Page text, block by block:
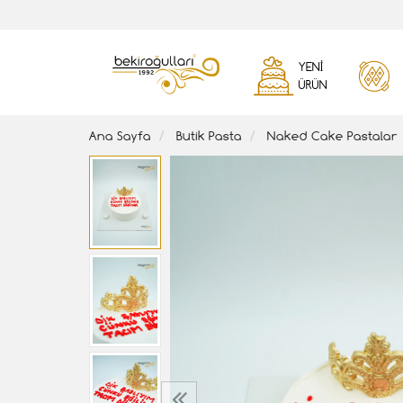
YENI
ÜRÜN
Ana Sayfa Butik Pasta Naked Cake Pastalar